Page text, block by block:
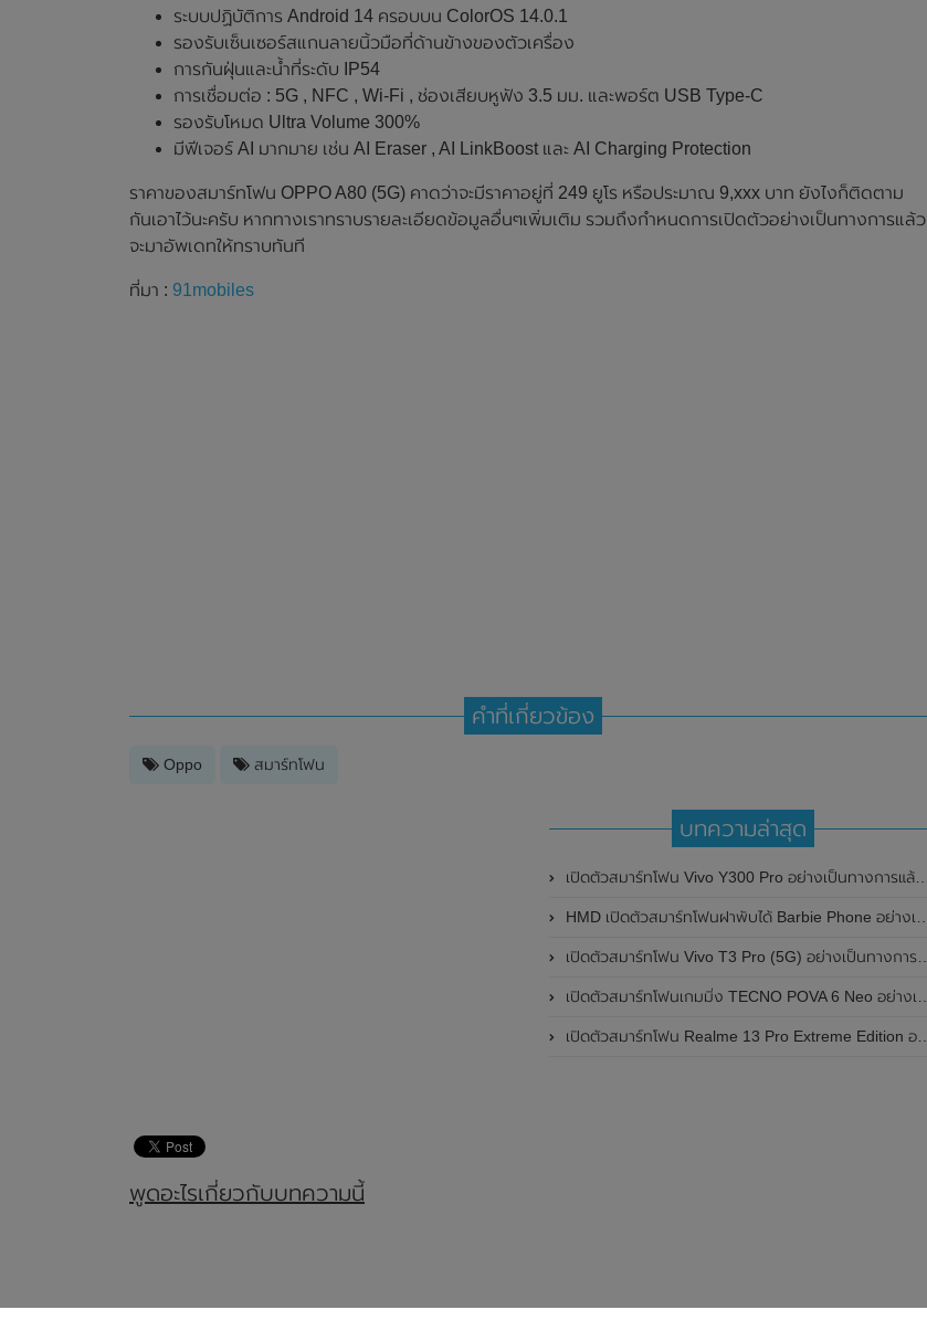
ระบบปฏิบัติการ Android 14 ครอบบน ColorOS 14.0.1
รองรับเซ็นเซอร์สแกนลายนิ้วมือที่ด้านข้างของตัวเครื่อง
การกันฝุ่นและน้ำที่ระดับ IP54
การเชื่อมต่อ : 5G , NFC , Wi-Fi , ช่องเสียบหูฟัง 3.5 มม. และพอร์ต USB Type-C
รองรับโหมด Ultra Volume 300%
มีฟีเจอร์ AI มากมาย เช่น AI Eraser , AI LinkBoost และ AI Charging Protection
ราคาของสมาร์ทโฟน OPPO A80 (5G) คาดว่าจะมีราคาอยู่ที่ 249 ยูโร หรือประมาณ 9,xxx บาท ยังไงก็ติดตาม
กันเอาไว้นะครับ หากทางเราทราบรายละเอียดข้อมูลอื่นๆเพิ่มเติม รวมถึงกำหนดการเปิดตัวอย่างเป็นทางการแล้ว
จะมาอัพเดทให้ทราบทันที
ที่มา : 91mobiles
คำที่เกี่ยวข้อง
Oppo สมาร์ทโฟน
บทความล่าสุด
เปิดตัวสมาร์ทโฟน Vivo Y300 Pro อย่างเป็นทางการแล้วในประเทศจีน มาพร้อมดีไซน์พรีเมี่ยม ทนทาน และแบตเตอรี่สุดอึดขนาดใหญ่ 6,500mAh พร้อมรองรับการชาร์จไว 80W
HMD เปิดตัวสมาร์ทโฟนฝาพับได้ Barbie Phone อย่างเป็นทางการแล้ว มาพร้อมธีมสีชมพูสดใส
เปิดตัวสมาร์ทโฟน Vivo T3 Pro (5G) อย่างเป็นทางการแล้วในประเทศอินเดีย
เปิดตัวสมาร์ทโฟนเกมมิ่ง TECNO POVA 6 Neo อย่างเป็นทางการแล้วในประเทศไทย ในราคา 8,499 บาท
เปิดตัวสมาร์ทโฟน Realme 13 Pro Extreme Edition อย่างเป็นทางการแล้วในประเทศจีน
พูดอะไรเกี่ยวกับบทความนี้